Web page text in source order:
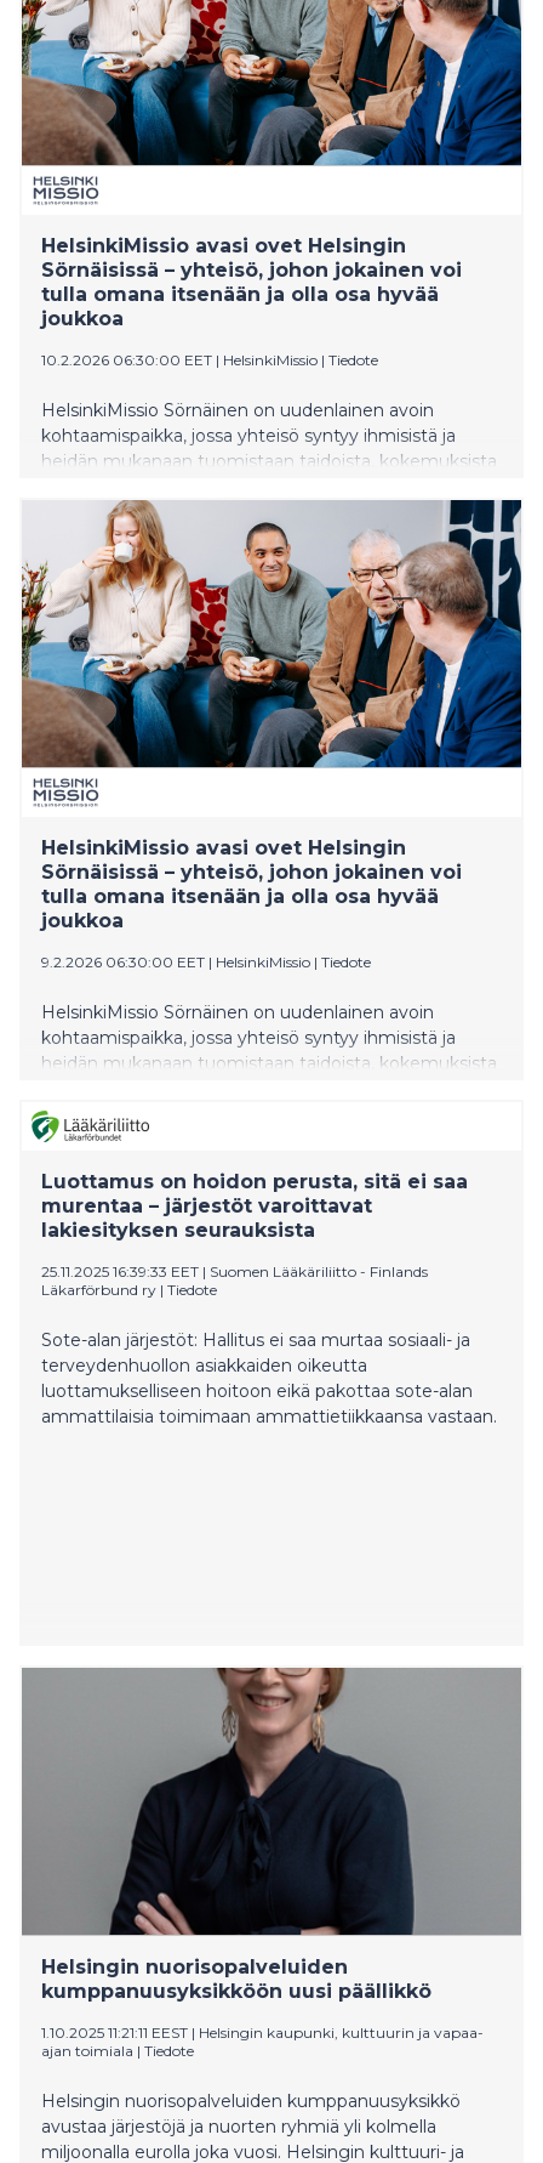
muissa talkootehtävissä.
HelsinkiMissio avasi ovet Helsingin
Sörnäisissä – yhteisö, johon jokainen voi
tulla omana itsenään ja olla osa hyvää
joukkoa
10.2.2026 06:30:00 EET | HelsinkiMissio | Tiedote
HelsinkiMissio Sörnäinen on uudenlainen avoin
kohtaamispaikka, jossa yhteisö syntyy ihmisistä ja
heidän mukanaan tuomistaan taidoista, kokemuksista
ammattilaisen toteuttamaa keskusteluapua ja
vapaaehtoisten kavereiden tukea, myös ilman
ajanvarausta.
HelsinkiMissio avasi ovet Helsingin
Sörnäisissä – yhteisö, johon jokainen voi
tulla omana itsenään ja olla osa hyvää
joukkoa
9.2.2026 06:30:00 EET | HelsinkiMissio | Tiedote
HelsinkiMissio Sörnäinen on uudenlainen avoin
kohtaamispaikka, jossa yhteisö syntyy ihmisistä ja
heidän mukanaan tuomistaan taidoista, kokemuksista
ammattilaisen toteuttamaa keskusteluapua ja
vapaaehtoisten kavereiden tukea, myös ilman
Luottamus on hoidon perusta, sitä ei saa
murentaa – järjestöt varoittavat
lakiesityksen seurauksista
25.11.2025 16:39:33 EET | Suomen Lääkäriliitto - Finlands
Läkarförbund ry | Tiedote
​​​Sote-alan järjestöt: Hallitus ei saa murtaa sosiaali- ja
terveydenhuollon asiakkaiden oikeutta
luottamukselliseen hoitoon eikä pakottaa sote-alan
ammattilaisia toimimaan ammattietiikkaansa vastaan.
Helsingin nuorisopalveluiden
kumppanuusyksikköön uusi päällikkö
1.10.2025 11:21:11 EEST | Helsingin kaupunki, kulttuurin ja vapaa-
ajan toimiala | Tiedote
Helsingin nuorisopalveluiden kumppanuusyksikkö
avustaa järjestöjä ja nuorten ryhmiä yli kolmella
miljoonalla eurolla joka vuosi. Helsingin kulttuuri- ja